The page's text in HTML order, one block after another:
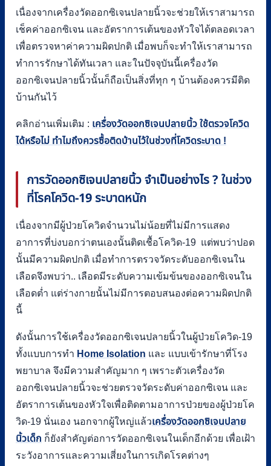
เนื่องจากเครื่องวัดออกซิเจนปลายนิ้วจะช่วยให้เราสามารถ
เช็คค่าออกซิเจน และอัตราการเต้นของหัวใจได้ตลอดเวลา
เพื่อตรวจหาค่าความผิดปกติ เมื่อพบก็จะทำให้เราสามารถ
ทำการรักษาได้ทันเวลา และในปัจจุบันนี้เครื่องวัด
ออกซิเจนปลายนิ้วนั้นก็ถือเป็นสิ่งที่ทุก ๆ บ้านต้องควรมีติด
บ้านกันไว้
คลิกอ่านเพิ่มเติม : เครื่องวัดออกซิเจนปลายนิ้ว ใช้ตรวจโควิด
ได้หรือไม่ ทำไมถึงควรซื้อติดบ้านไว้ในช่วงที่โควิดระบาด !
การวัดออกซิเจนปลายนิ้ว จำเป็นอย่างไร ? ในช่วง
ที่โรคโควิด-19ระบาดหนัก
เนื่องจากมีผู้ป่วยโควิดจำนวนไม่น้อยที่ไม่มีการแสดง
อาการที่บ่งบอกว่าตนเองนั้นติดเชื้อโควิด-19 แต่พบว่าปอด
นั้นมีความผิดปกติ เมื่อทำการตรวจวัดระดับออกซิเจนใน
เลือดจึงพบว่า.. เลือดมีระดับความเข้มข้นของออกซิเจนใน
เลือดต่ำ แต่ร่างกายนั้นไม่มีการตอบสนองต่อความผิดปกติ
นี้
ดังนั้นการใช้เครื่องวัดออกซิเจนปลายนิ้วในผู้ป่วยโควิด-19
ทั้งแบบการทำ Home Isolation และ แบบเข้ารักษาที่โรง
พยาบาล จึงมีความสำคัญมาก ๆ เพราะตัวเครื่องวัด
ออกซิเจนปลายนิ้วจะช่วยตรวจวัดระดับค่าออกซิเจน และ
อัตราการเต้นของหัวใจเพื่อติดตามอาการป่วยของผู้ป่วยโค
วิด-19 นั่นเอง นอกจากผู้ใหญ่แล้วเครื่องวัดออกซิเจนปลาย
นิ้วเด็ก ก็ยังสำคัญต่อการวัดออกซิเจนในเด็กอีกด้วย เพื่อเฝ้า
ระวังอาการและความเสี่ยงในการเกิดโรคต่างๆ